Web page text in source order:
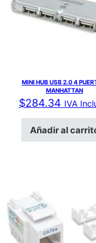
MINI HUB USB 2.0 4
MANHATTAN
$284.34 IVA
Añadir al